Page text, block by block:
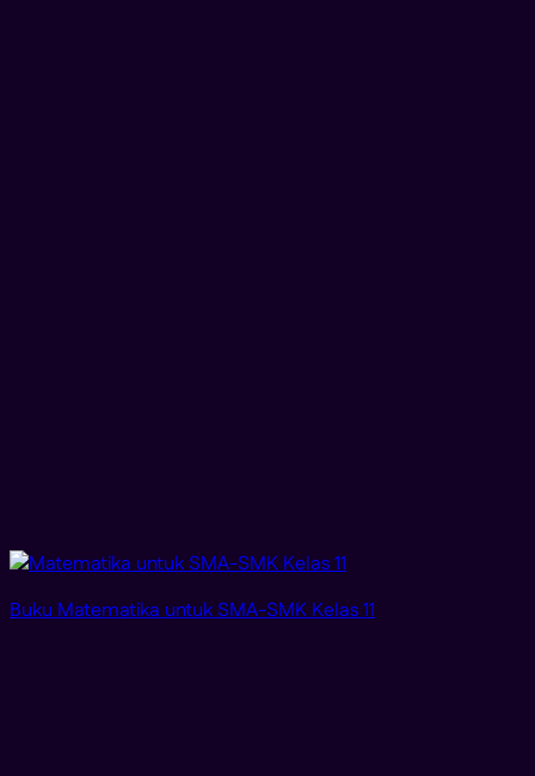
Buku Matematika untuk SMA-SMK Kelas 11